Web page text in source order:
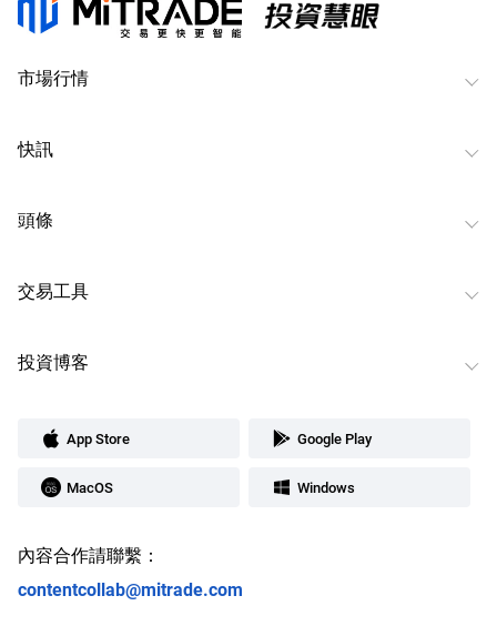
市場行情
快訊
頭條
交易工具
投資博客
App Store Google Play
MacOS Windows
內容合作請聯繫：
contentcollab@mitrade.com